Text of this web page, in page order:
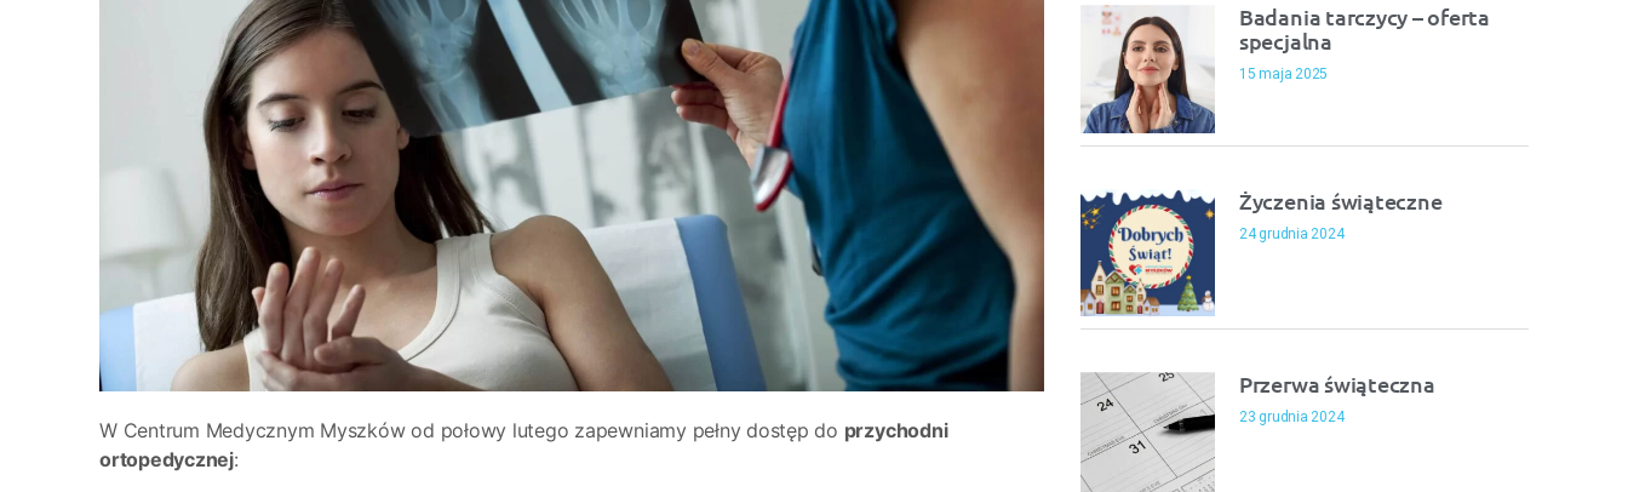
W Centrum Medycznym Myszków od połowy lutego zapewniamy pełny dostęp do przychodni
ortopedycznej:
Badania tarczycy – oferta
specjalna
15 maja 2025
Życzenia świąteczne
24 grudnia 2024
Przerwa świąteczna
23 grudnia 2024